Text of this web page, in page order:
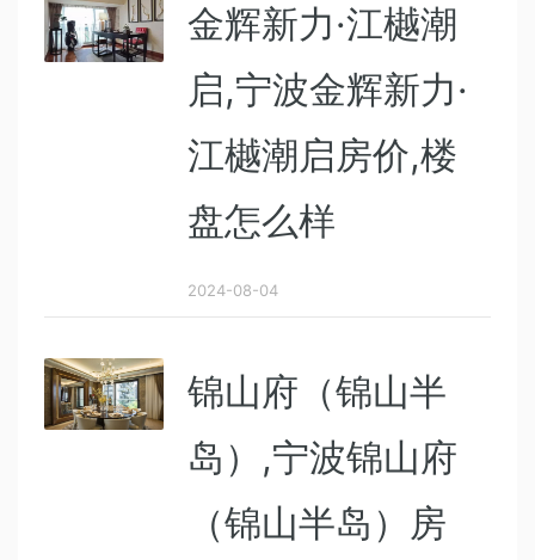
金辉新力·江樾潮
启,宁波金辉新力·
江樾潮启房价,楼
盘怎么样
2024-08-04
锦山府（锦山半
岛）,宁波锦山府
（锦山半岛）房